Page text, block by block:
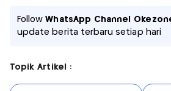
FollowWhatsApp Channel
update berita terbaru setiap hari
Topik Artikel :